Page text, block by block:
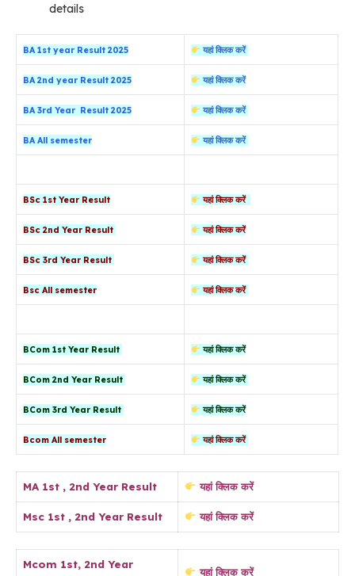
details
BA 1st year Result 2025 यहां क्लिक करें
BA 2nd year Result 2025 यहां क्लिक करें
BA 3rd Year Result 2025 यहां क्लिक करें
BA All semester यहां क्लिक करें
BSc 1st Year Result यहां क्लिक करें
BSc 2nd Year Result यहां क्लिक करें
BSc 3rd Year Result यहां क्लिक करें
Bsc All semester यहां क्लिक करें
BCom 1st Year Result यहां क्लिक करें
BCom 2nd Year Result यहां क्लिक करें
BCom 3rd Year Result यहां क्लिक करें
Bcom All semester यहां क्लिक करें
MA 1st , 2nd Year Result यहां क्लिक करें
Msc 1st , 2nd Year Result यहां क्लिक करें
Mcom 1st, 2nd Year
यहां क्लिक करें